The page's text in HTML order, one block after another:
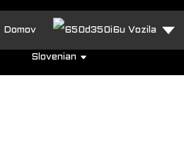
Domov Vozila
Slovenian